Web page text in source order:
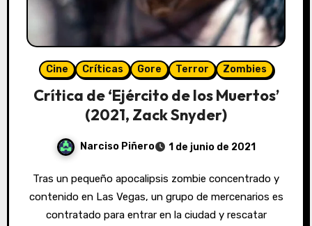
Cine Críticas Gore Terror Zombies
Crítica de ‘Ejército de los Muertos’
(2021, Zack Snyder)
Narciso Piñero 1 de junio de 2021
Tras un pequeño apocalipsis zombie concentrado y
contenido en Las Vegas, un grupo de mercenarios es
contratado para entrar en la ciudad y rescatar